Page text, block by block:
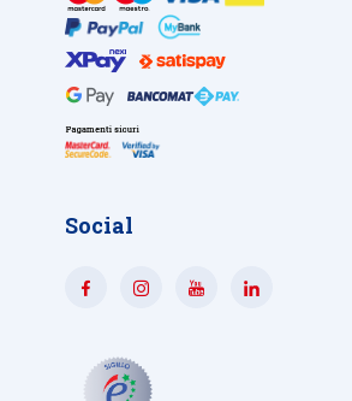
Social